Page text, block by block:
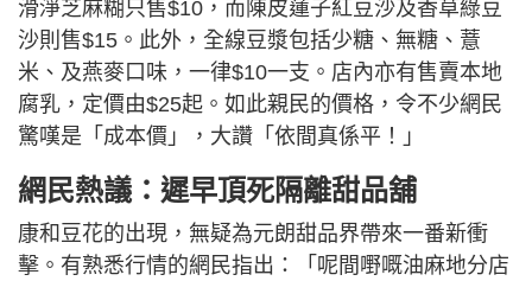
滑淨芝麻糊只售$10，而陳皮蓮子紅豆沙及香草綠豆
沙則售$15。此外，全線豆漿包括少糖、無糖、薏
米、及燕麥口味，一律$10一支。店內亦有售賣本地
腐乳，定價由$25起。如此親民的價格，令不少網民
驚嘆是「成本價」，大讚「依間真係平！」
網民熱議：遲早頂死隔離甜品舖
康和豆花的出現，無疑為元朗甜品界帶來一番新衝
擊。有熟悉行情的網民指出：「呢間嘢嘅油麻地分店